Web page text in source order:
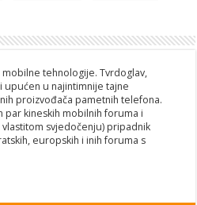
mobilne tehnologije. Tvrdoglav,
upućen u najintimnije tajne
proizvođača pametnih telefona.
par kineskih mobilnih foruma i
svjedočenju) pripadnik
europskih i inih foruma s